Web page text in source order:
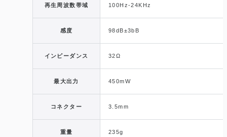
再生周波数帯域 100Hz-24KHz
感度 98dB±3bB
インピーダンス 32Ω
最大出力 450mW
コネクター 3.5mm
重量 235g